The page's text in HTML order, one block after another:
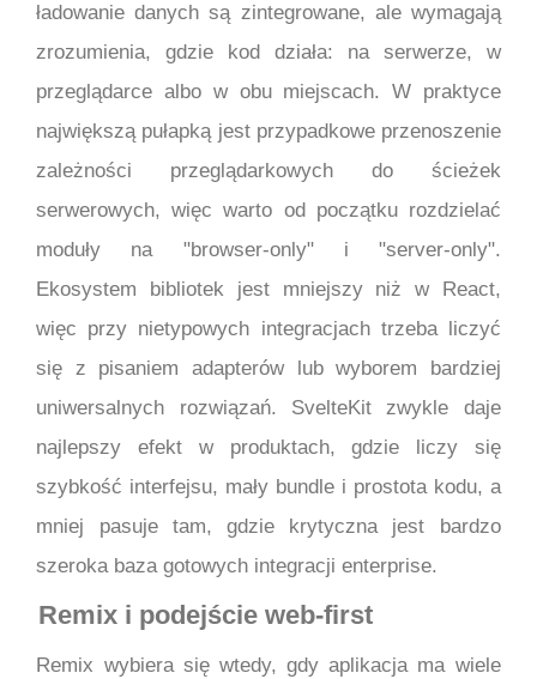
ładowanie danych są zintegrowane, ale wymagają
zrozumienia, gdzie kod działa: na serwerze, w
przeglądarce albo w obu miejscach. W praktyce
największą pułapką jest przypadkowe przenoszenie
zależności przeglądarkowych do ścieżek
serwerowych, więc warto od początku rozdzielać
moduły na "browser-only" i "server-only".
Ekosystem bibliotek jest mniejszy niż w React,
więc przy nietypowych integracjach trzeba liczyć
się z pisaniem adapterów lub wyborem bardziej
uniwersalnych rozwiązań. SvelteKit zwykle daje
najlepszy efekt w produktach, gdzie liczy się
szybkość interfejsu, mały bundle i prostota kodu, a
mniej pasuje tam, gdzie krytyczna jest bardzo
szeroka baza gotowych integracji enterprise.
Remix i podejście web-first
Remix wybiera się wtedy, gdy aplikacja ma wiele